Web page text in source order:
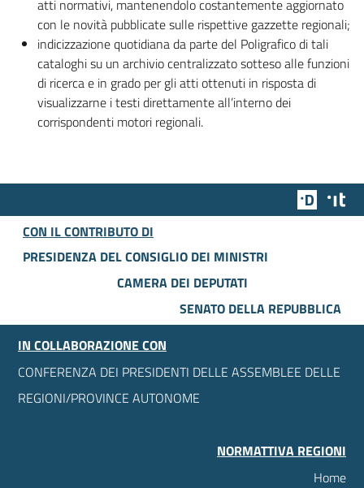
atti normativi, mantenendolo costantemente aggiornato
con le novità pubblicate sulle rispettive gazzette regionali;
indicizzazione quotidiana da parte del Poligrafico di tali
cataloghi su un archivio centralizzato sotteso alle funzioni
di ricerca e in grado per gli atti ottenuti in risposta di
visualizzarne i testi direttamente all’interno dei
corrispondenti motori regionali.
Team
CON IL CONTRIBUTO DI
PRESIDENZA DEL CONSIGLIO DEI MINISTRI
CAMERA DEI DEPUTATI
SENATO DELLA REPUBBLICA
IN COLLABORAZIONE CON
CONFERENZA DEI PRESIDENTI DELLE ASSEMBLEE DELLE
REGIONI/PROVINCE AUTONOME
NORMATTIVA REGIONI
Home